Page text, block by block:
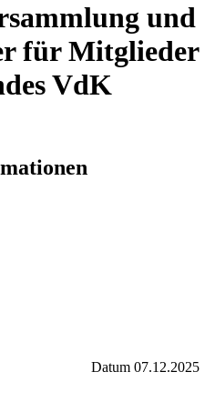
und
für Mitglieder
VdK
Datum 07.12.2025